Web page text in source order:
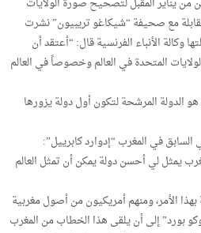
مع صحيفة “شيكاغو تريبيون” نشرت
وكالة الأنباء الفرنسية قال: “أعتقد أن
المتحدة في العالم وخصوصاً في العالم
الدولة المرشحة لتكون أول دولة يزورها
في المغرب “إدوارد كابرييل”:
يمثل لي أحسن دولة يمكن أن تمثل العالم
الأمر، ومنهم أمريكيون من أصول مغربية
بورد” إلى أن يلقى هذا الخطاب من المغرب